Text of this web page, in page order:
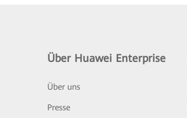
Über Huawei Enterprise
Über uns
Presse